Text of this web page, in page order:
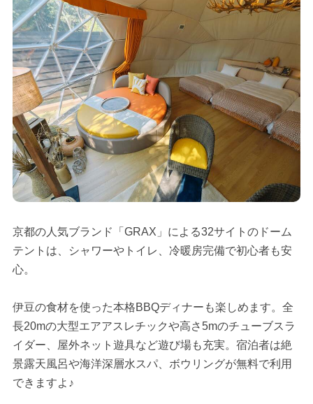
京都の人気ブランド「GRAX」による32サイトのドーム
テントは、シャワーやトイレ、冷暖房完備で初心者も安
心。
伊豆の食材を使った本格BBQディナーも楽しめます。全
長20mの大型エアアスレチックや高さ5mのチューブスラ
イダー、屋外ネット遊具など遊び場も充実。宿泊者は絶
景露天風呂や海洋深層水スパ、ボウリングが無料で利用
できますよ♪